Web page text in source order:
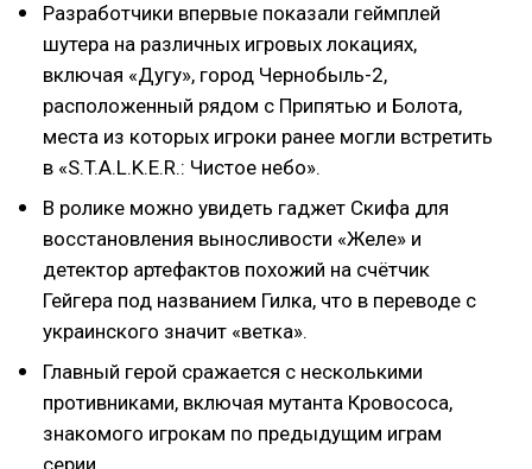
Разработчики впервые показали геймплей
шутера на различных игровых локациях,
включая «Дугу», город Чернобыль-2,
расположенный рядом с Припятью и Болота,
места из которых игроки ранее могли встретить
в «S.T.A.L.K.E.R.: Чистое небо».
В ролике можно увидеть гаджет Скифа для
восстановления выносливости «Желе» и
детектор артефактов похожий на счётчик
Гейгера под названием Гилка, что в переводе с
украинского значит «ветка».
Главный герой сражается с несколькими
противниками, включая мутанта Кровососа,
знакомого игрокам по предыдущим играм
серии.